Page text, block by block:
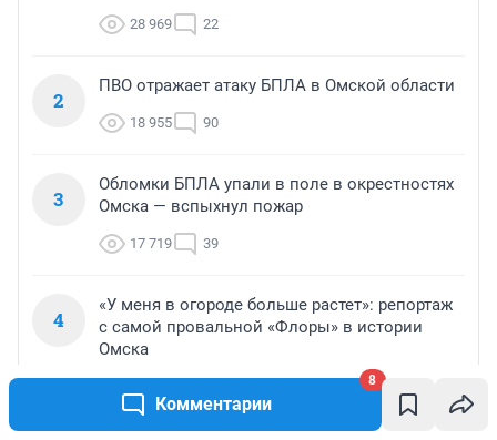
Комментарии
8
28 969 22
2
ПВО отражает атаку БПЛА в Омской области
18 955 90
3
Обломки БПЛА упали в поле в окрестностях
Омска — вспыхнул пожар
17 719 39
4
«У меня в огороде больше растет»: репортаж
с самой провальной «Флоры» в истории
Омска